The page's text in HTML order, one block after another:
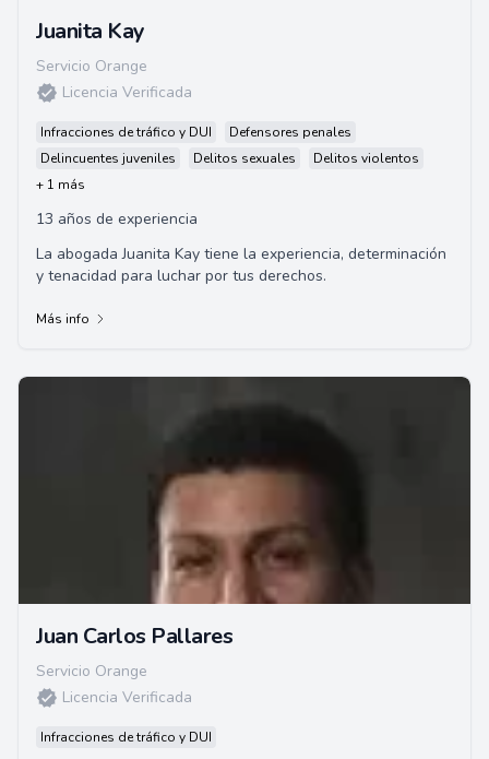
Juanita Kay
Servicio Orange
Licencia Verificada
Infracciones de tráfico y DUI
Defensores penales
Delincuentes juveniles
Delitos sexuales
Delitos violentos
+ 1 más
13 años de experiencia
La abogada Juanita Kay tiene la experiencia, determinación
y tenacidad para luchar por tus derechos.
Más info
Juan Carlos Pallares
Servicio Orange
Licencia Verificada
Infracciones de tráfico y DUI